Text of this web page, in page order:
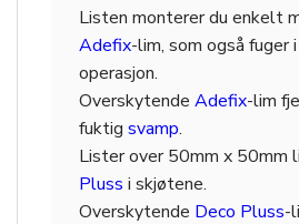
Listen monterer du enkelt
Adefix-lim, som også fuger
operasjon.
Overskytende Adefix-lim
fuktig svamp.
Lister over 50mm x 50mm
Pluss i skjøtene.
Overskytende Deco Pluss-